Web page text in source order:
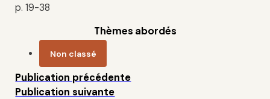
p. 19-38
Thèmes abordés
Non classé
Publication précédente
Publication suivante